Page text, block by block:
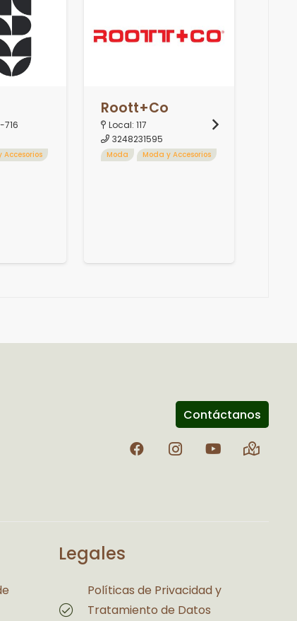
716
Accesorios
Roott+co
Local:117
3248231595
Moda Moda y Accesorios
Contáctanos
Legales
Políticas de Privacidad y
Tratamiento de Datos